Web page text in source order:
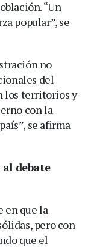
“Un
popular”, se
no
del
los territorios y
con la
se afirma
debate
en que la
pero con
que el